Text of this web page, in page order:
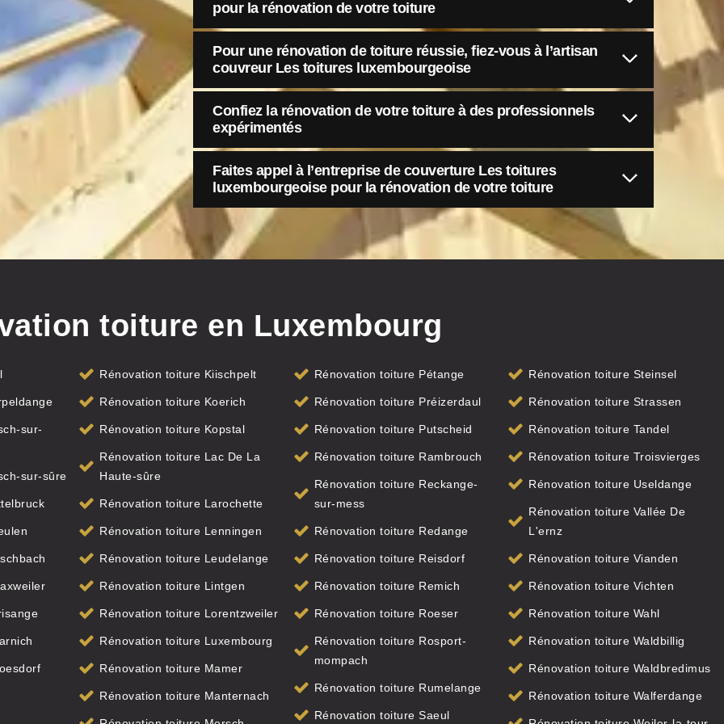
pour la rénovation de votre toiture
Pour une rénovation de toiture réussie, fiez-vous à l’artisan
couvreur Les toitures luxembourgeoise
Confiez la rénovation de votre toiture à des professionnels
expérimentés
Faites appel à l’entreprise de couverture Les toitures
luxembourgeoise pour la rénovation de votre toiture
toiture en Luxembourg
sur-
sur-sûre
Rénovation toiture Kiischpelt
Rénovation toiture Koerich
Rénovation toiture Kopstal
Rénovation toiture Lac De La
Haute-sûre
Rénovation toiture Larochette
Rénovation toiture Lenningen
Rénovation toiture Leudelange
Rénovation toiture Lintgen
Rénovation toiture Lorentzweiler
Rénovation toiture Luxembourg
Rénovation toiture Mamer
Rénovation toiture Manternach
Rénovation toiture Pétange
Rénovation toiture Préizerdaul
Rénovation toiture Putscheid
Rénovation toiture Rambrouch
Rénovation toiture Reckange-
sur-mess
Rénovation toiture Redange
Rénovation toiture Reisdorf
Rénovation toiture Remich
Rénovation toiture Roeser
Rénovation toiture Rosport-
mompach
Rénovation toiture Rumelange
Rénovation toiture Saeul
Rénovation toiture Steinsel
Rénovation toiture Strassen
Rénovation toiture Tandel
Rénovation toiture Troisvierges
Rénovation toiture Useldange
Rénovation toiture Vallée De
L'ernz
Rénovation toiture Vianden
Rénovation toiture Vichten
Rénovation toiture Wahl
Rénovation toiture Waldbillig
Rénovation toiture Waldbredimus
Rénovation toiture Walferdange